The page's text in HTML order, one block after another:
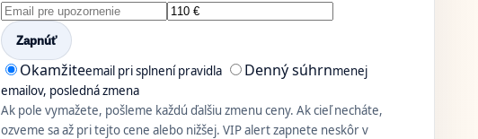
Zapnúť
Okamžiteemail pri splnení pravidla Denný súhrnmenej
emailov, posledná zmena
Ak pole vymažete, pošleme každú ďalšiu zmenu ceny. Ak cieľ necháte,
ozveme sa až pri tejto cene alebo nižšej. VIP alert zapnete neskôr v